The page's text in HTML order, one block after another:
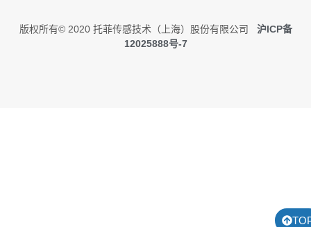
版权所有© 2020 托菲传感技术（上海）股份有限公司
沪ICP备
12025888号-7